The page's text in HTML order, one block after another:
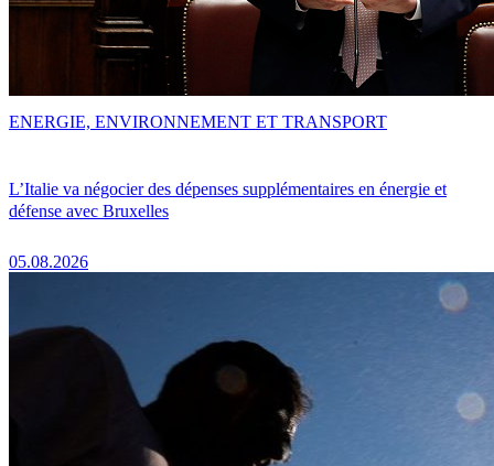
L’Italie va négocier des dépenses supplémentaires en énergie et
défense avec Bruxelles
05.08.2026
ENERGIE, ENVIRONNEMENT ET TRANSPORT